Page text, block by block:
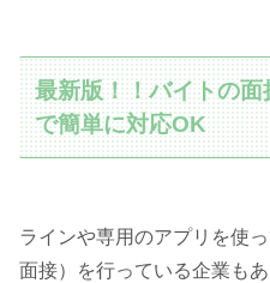
最新版！！バイトの
で簡単に対応OK
ラインや専用のアプリを使
面接）を行っている企業もあ